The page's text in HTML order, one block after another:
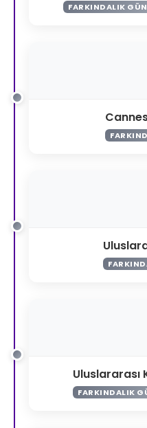
FARKINDALIK
Uluslararası
FARKINDALIK